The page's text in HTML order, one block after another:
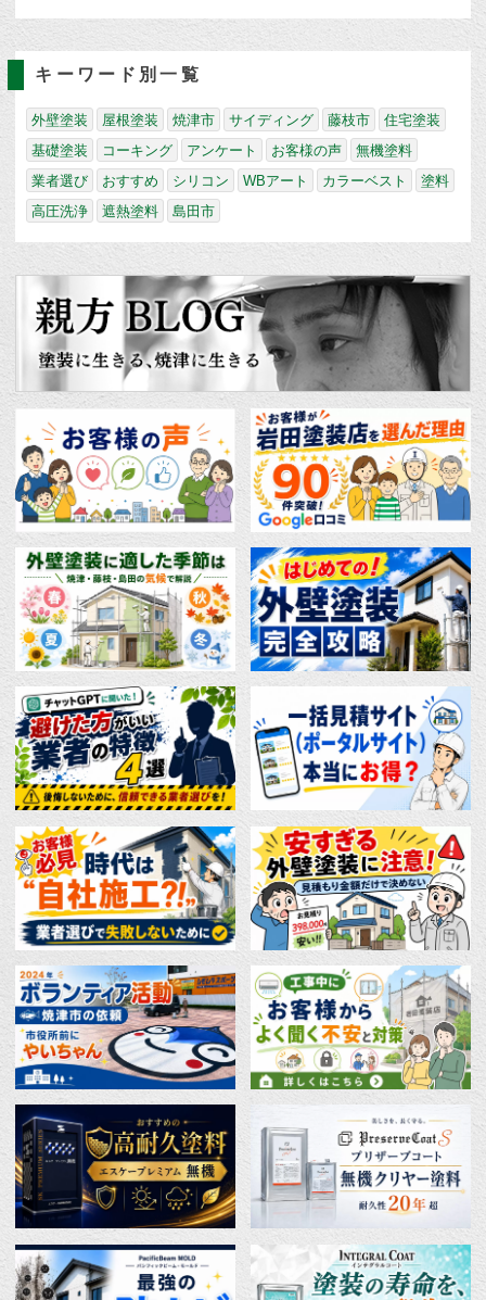
キーワード別一覧
外壁塗装 屋根塗装 焼津市 サイディング 藤枝市
住宅塗装
基礎塗装
コーキング アンケート お客様の声
無機塗料
業者選び
おすすめ シリコン WBアート カラーベスト
塗料
高圧洗浄
遮熱塗料 島田市